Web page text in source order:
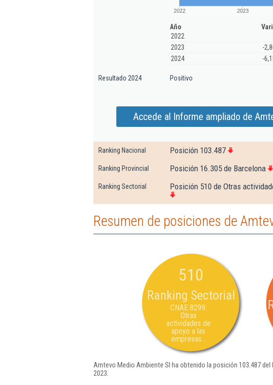
2022 2023
Año
2022
2023
-
2024
-
Resultado 2024 Positivo
Accede al Informe ampliado de
Ranking Nacional Posición 103.487
Ranking Provincial Posición 16.305 de Barcelona
Ranking Sectorial Posición 510 de Otras
Resumen de posiciones de
510
Ranking Sectorial
CNAE 8299:
Otras
actividades de
apoyo a las
empresas...
Amtevo Medio Ambiente Sl ha obtenido la posición 103.487 del
2023.